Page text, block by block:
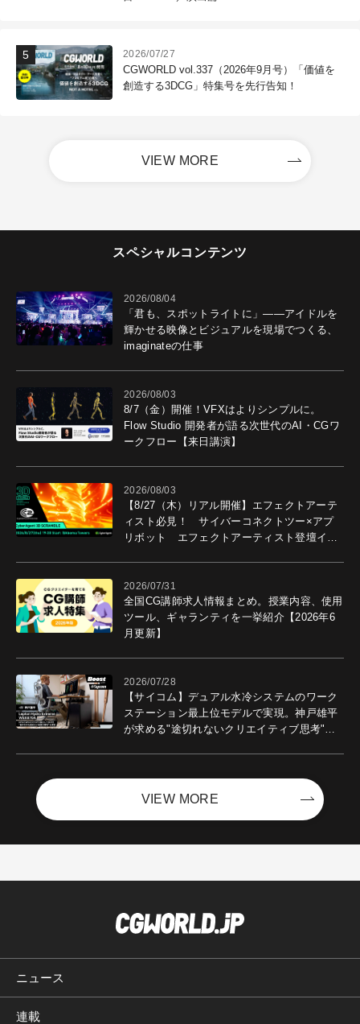
2026/07/27
CGWORLD vol.337（2026年9月号）「価値を
創造する3DCG」特集号を先行告知！
VIEW MORE
スペシャルコンテンツ
2026/08/04
「君も、スポットライトに」――アイドルを
輝かせる映像とビジュアルを現場でつくる、
imaginateの仕事
2026/08/03
8/7（金）開催！VFXはよりシンプルに。
Flow Studio 開発者が語る次世代のAI・CGワ
ークフロー【来日講演】
2026/08/03
【8/27（木）リアル開催】エフェクトアーテ
ィスト必見！ サイバーコネクトツー×アプ
リボット エフェクトアーティスト登壇イベ
2026/07/31
全国CG講師求人情報まとめ。授業内容、使用
ツール、ギャランティを一挙紹介【2026年6
月更新】
2026/07/28
【サイコム】デュアル水冷システムのワーク
ステーション最上位モデルで実現。神戸雄平
が求める"途切れないクリエイティブ思考"｜
VIEW MORE
ニュース
連載